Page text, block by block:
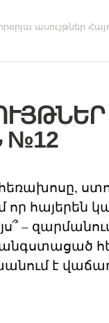
ասույթներ
№12
որ հայերեն
–
է